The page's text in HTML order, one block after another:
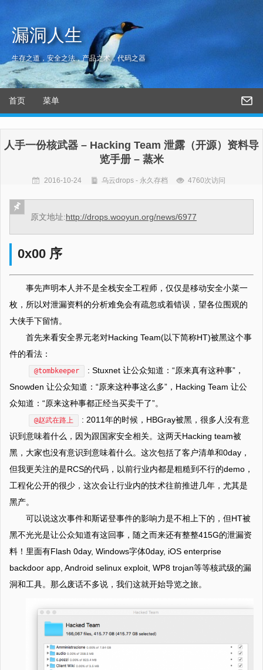
漏洞人生
生存之道，安全之法，产品之术，代码之器
首页 菜单
人手一份核武器 – Hacking Team 泄露（开源）资料导
览手册 – 蒸米
2016-10-24 乌云drops - 永久存档 4760次访问
原文地址:http://drops.wooyun.org/news/6977
0x00 序
事先声明本人并不是全栈安全工程师，仅仅是移动安全小菜一
枚，所以对泄漏资料的分析难免会有疏忽或着错误，望各位围观的
大侠手下留情。
首先来看安全界元老对Hacking Team(以下简称HT)被黑这个事
件的看法：
@tombkeeper
: Stuxnet 让公众知道：“原来真有这种事”，
Snowden 让公众知道：“原来这种事这么多”，Hacking Team 让公
众知道：“原来这种事都正经当买卖干了”。
@赵武在路上
: 2011年的时候，HBGray被黑，很多人没有意
识到意味着什么，因为跟国家安全相关。这两天Hacking team被
黑，大家也没有意识到意味着什么。这次包括了客户清单和0day，
但我更关注的是RCS的代码，以前行业内都是粗糙到不行的demo，
工程化公开的很少，这次会让行业内的技术往前推进几年，尤其是
黑产。
可以说这次事件和斯诺登事件的影响力是不相上下的，但HT被
黑不光光是让公众知道有这回事，随之而来还有整整415G的泄漏资
料！里面有Flash 0day, Windows字体0day, iOS enterprise
backdoor app, Android selinux exploit, WP8 trojan等等核武级的漏
洞和工具。那么废话不多说，我们这就开始导览之旅。